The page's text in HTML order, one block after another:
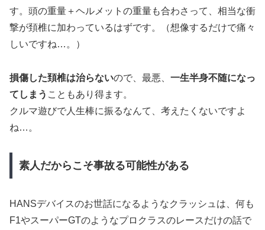
す。頭の重量＋ヘルメットの重量も合わさって、相当な衝
撃が頚椎に加わっているはずです。（想像するだけで痛々
しいですね…。）
損傷した頚椎は治らないので、最悪、 一生半身不随になっ
てしまう こともあり得ます。
クルマ遊びで人生棒に振るなんて、考えたくないですよ
ね…。
素人だからこそ事故る可能性がある
HANSデバイスのお世話になるようなクラッシュは、何も
F1やスーパーGTのようなプロクラスのレースだけの話で